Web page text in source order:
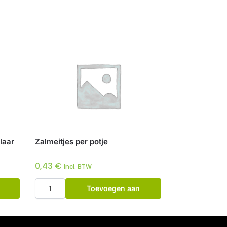
Zalmeitjes per potje
0,43 € Incl. BTW
Toevoegen aan